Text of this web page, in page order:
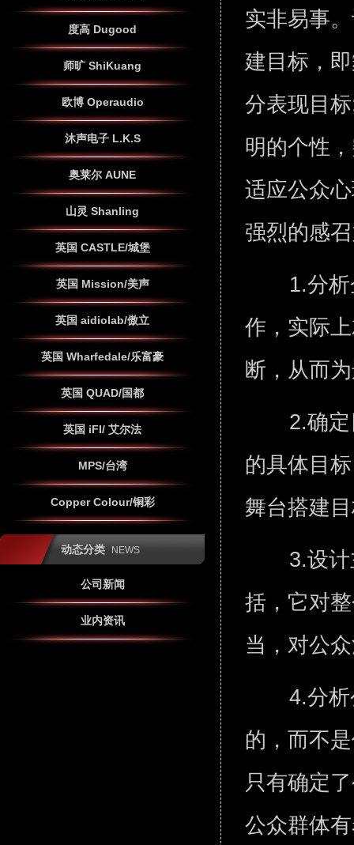
度高 Dugood
师旷 ShiKuang
欧博 Operaudio
沐声电子 L.K.S
奥莱尔 AUNE
山灵 Shanling
英国 CASTLE/城堡
英国 Mission/美声
英国 aidiolab/傲立
英国 Wharfedale/乐富豪
英国 QUAD/国都
英国 iFI/ 艾尔法
MPS/台湾
Copper Colour/铜彩
动态分类 NEWS
公司新闻
业内资讯
实非易事
建目标，
分表现目
明的个性
适应公众
强烈的感
1.分
作，实际
断，从而
2.确
的具体目
舞台搭建
3.设
括，它对
当，对公
4.分
的，而不
只有确定
公众群体